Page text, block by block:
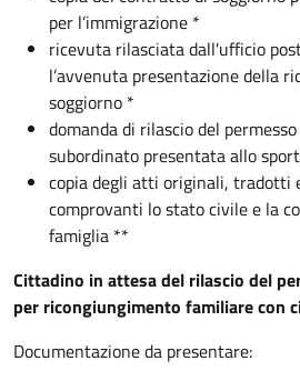
per l’immigrazione *
ricevuta rilasciata dall'ufficio
l’avvenuta presentazione della
soggiorno *
domanda di rilascio del
subordinato presentata allo
copia degli atti originali, tradotti
comprovanti lo stato civile e la
famiglia **
Cittadino in attesa del rilascio del
per ricongiungimento familiare con
Documentazione da presentare: